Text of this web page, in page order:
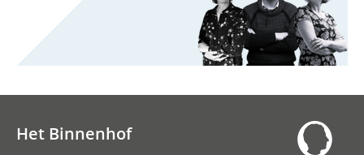
Het Binnenhof